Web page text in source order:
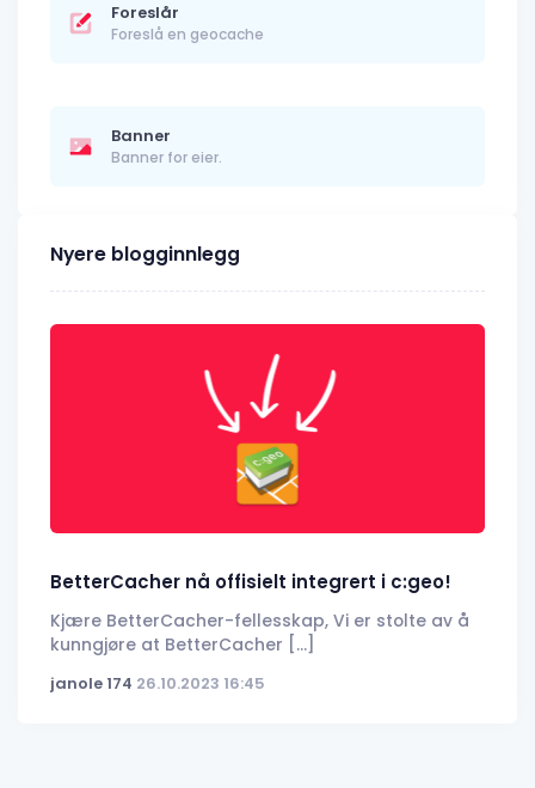
Foreslår
Foreslå en geocache
Banner
Banner for eier.
Nyere blogginnlegg
BetterCacher nå offisielt integrert i c:geo!
Kjære BetterCacher-fellesskap, Vi er stolte av å
kunngjøre at BetterCacher [...]
janole 174 26.10.2023 16:45